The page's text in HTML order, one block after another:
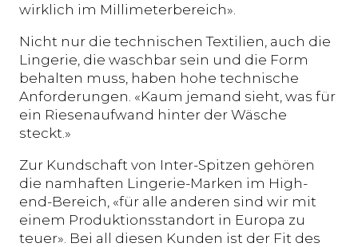
wirklich im Millimeterbereich».
Nicht nur die technischen Textilien, auch die
Lingerie, die waschbar sein und die Form
behalten muss, haben hohe technische
Anforderungen. «Kaum jemand sieht, was für
ein Riesenaufwand hinter der Wäsche
steckt.»
Zur Kundschaft von Inter-Spitzen gehören
die namhaften Lingerie-Marken im High-
end-Bereich, «für alle anderen sind wir mit
einem Produktionsstandort in Europa zu
teuer». Bei all diesen Kunden ist der Fit des